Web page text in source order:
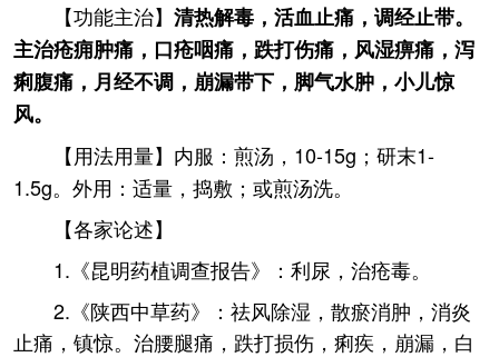
【功能主治】 清热解毒，活血止痛，调经止带。
主治疮痈肿痛，口疮咽痛，跌打伤痛，风湿痹痛，泻
痢腹痛，月经不调，崩漏带下，脚气水肿，小儿惊
风。
【用法用量】内服：煎汤，10-15g；研末1-
1.5g。外用：适量，捣敷；或煎汤洗。
【各家论述】
1.《昆明药植调查报告》：利尿，治疮毒。
2.《陕西中草药》：祛风除湿，散瘀消肿，消炎
止痛，镇惊。治腰腿痛，跌打损伤，痢疾，崩漏，白